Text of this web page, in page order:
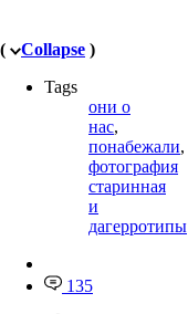
( Collapse )
Tags
они о
нас,
понабежали,
фотография
старинная
и
дагерротипы
135